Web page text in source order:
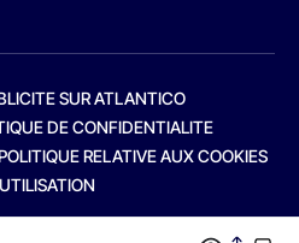
SUR ATLANTICO
DE CONFIDENTIALITE
RELATIVE AUX COOKIES